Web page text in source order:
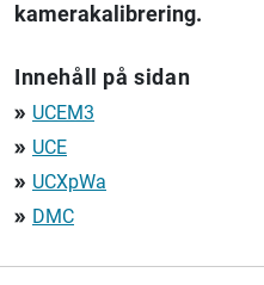
kamerakalibrering.
Innehåll på sidan
double_arrow UCEM3
double_arrow UCE
double_arrow UCXpWa
double_arrow DMC